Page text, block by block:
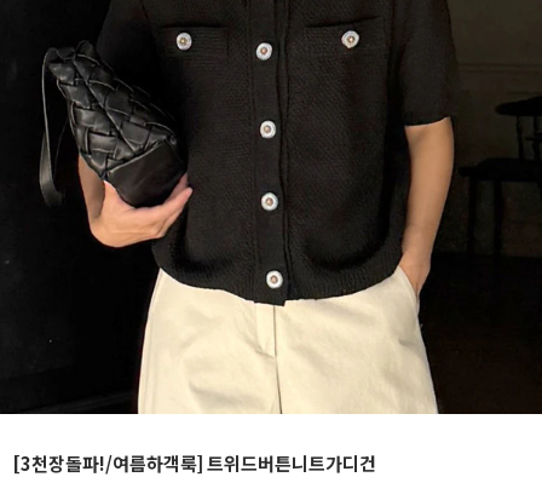
[3천장돌파!/여름하객룩] 트위드버튼니트가디건